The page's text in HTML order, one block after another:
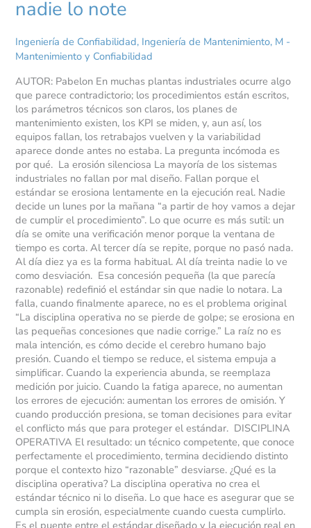
nadie lo note
Ingeniería de Confiabilidad, Ingeniería de Mantenimiento, M -
Mantenimiento y Confiabilidad
AUTOR: Pabelon En muchas plantas industriales ocurre algo
que parece contradictorio; los procedimientos están escritos,
los parámetros técnicos son claros, los planes de
mantenimiento existen, los KPI se miden, y, aun así, los
equipos fallan, los retrabajos vuelven y la variabilidad
aparece donde antes no estaba. La pregunta incómoda es
por qué. La erosión silenciosa La mayoría de los sistemas
industriales no fallan por mal diseño. Fallan porque el
estándar se erosiona lentamente en la ejecución real. Nadie
decide un lunes por la mañana “a partir de hoy vamos a dejar
de cumplir el procedimiento”. Lo que ocurre es más sutil: un
día se omite una verificación menor porque la ventana de
tiempo es corta. Al tercer día se repite, porque no pasó nada.
Al día diez ya es la forma habitual. Al día treinta nadie lo ve
como desviación. Esa concesión pequeña (la que parecía
razonable) redefinió el estándar sin que nadie lo notara. La
falla, cuando finalmente aparece, no es el problema original
“La disciplina operativa no se pierde de golpe; se erosiona en
las pequeñas concesiones que nadie corrige.” La raíz no es
mala intención, es cómo decide el cerebro humano bajo
presión. Cuando el tiempo se reduce, el sistema empuja a
simplificar. Cuando la experiencia abunda, se reemplaza
medición por juicio. Cuando la fatiga aparece, no aumentan
los errores de ejecución: aumentan los errores de omisión. Y
cuando producción presiona, se toman decisiones para evitar
el conflicto más que para proteger el estándar. DISCIPLINA
OPERATIVA El resultado: un técnico competente, que conoce
perfectamente el procedimiento, termina decidiendo distinto
porque el contexto hizo “razonable” desviarse. ¿Qué es la
disciplina operativa? La disciplina operativa no crea el
estándar técnico ni lo diseña. Lo que hace es asegurar que se
cumpla sin erosión, especialmente cuando cuesta cumplirlo.
Es el puente entre el estándar diseñado y la ejecución real en